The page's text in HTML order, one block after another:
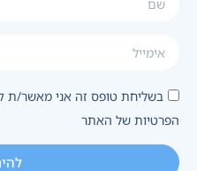
בשליחת טופס זה אני מאשר/ת
הפרטיות של האתר